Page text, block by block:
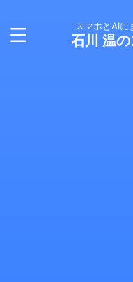
スマホとAIに
石川 温